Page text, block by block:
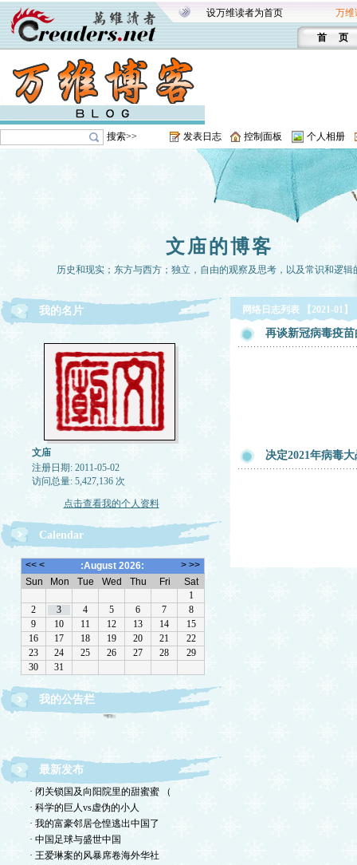
设万维读者为首页 万维
首 页
搜索>> 发表日志 控制面板 个人相册
文庙的博客
历史和现实；东方与西方；独立，自由的观察及思考，以及常识和逻辑
我的名片
文庙
注册日期: 2011-05-02
访问总量: 5,427,136 次
点击查看我的个人资料
Calendar
我的公告栏
欢迎转载，但请注明来源。理性讨论，拒绝一切脏
最新发布
· 闭关锁国及向阳院里的甜蜜蜜 （
· 科学的巨人vs虚伪的小人
· 我的富豪邻居仓惶逃出中国了
· 中国足球与盛世中国
· 王爱琳案的风暴席卷海外华社
网络日志列表 【2021-01】
再谈新冠病毒疫
决定2021年病毒